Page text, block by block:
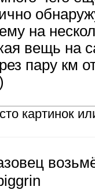
на
вещь на
пару км
картинок